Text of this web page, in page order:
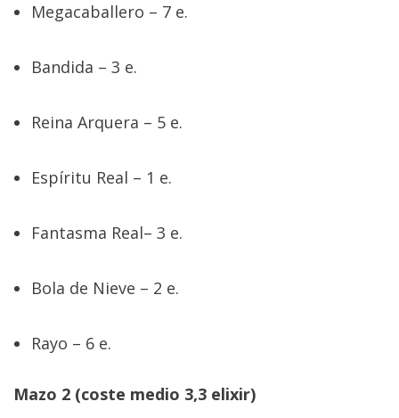
Megacaballero – 7 e.
Bandida – 3 e.
Reina Arquera – 5 e.
Espíritu Real – 1 e.
Fantasma Real– 3 e.
Bola de Nieve – 2 e.
Rayo – 6 e.
Mazo 2 (coste medio 3,3 elixir)